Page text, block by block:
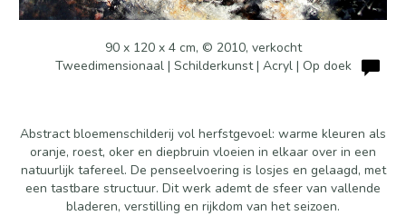
90 x 120 x 4 cm, © 2010, verkocht
Tweedimensionaal | Schilderkunst | Acryl | Op doek
Abstract bloemenschilderij vol herfstgevoel: warme kleuren als
oranje, roest, oker en diepbruin vloeien in elkaar over in een
natuurlijk tafereel. De penseelvoering is losjes en gelaagd, met
een tastbare structuur. Dit werk ademt de sfeer van vallende
bladeren, verstilling en rijkdom van het seizoen.